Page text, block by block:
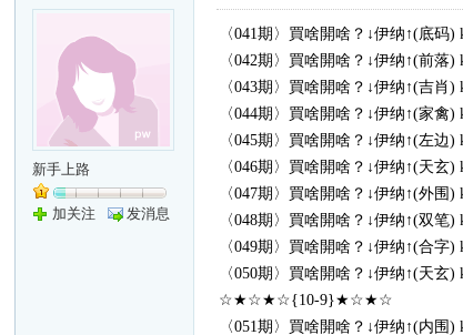
新手上路
加关注 发消息
〈041期〉買啥開啥？↓伊纳↑(底码)
〈042期〉買啥開啥？↓伊纳↑(前落)
〈043期〉買啥開啥？↓伊纳↑(吉肖)
〈044期〉買啥開啥？↓伊纳↑(家禽)
〈045期〉買啥開啥？↓伊纳↑(左边)
〈046期〉買啥開啥？↓伊纳↑(天玄)
〈047期〉買啥開啥？↓伊纳↑(外围)
〈048期〉買啥開啥？↓伊纳↑(双笔)
〈049期〉買啥開啥？↓伊纳↑(合字)
〈050期〉買啥開啥？↓伊纳↑(天玄)
☆★☆★☆{10-9}★☆★☆
〈051期〉買啥開啥？↓伊纳↑(内围)